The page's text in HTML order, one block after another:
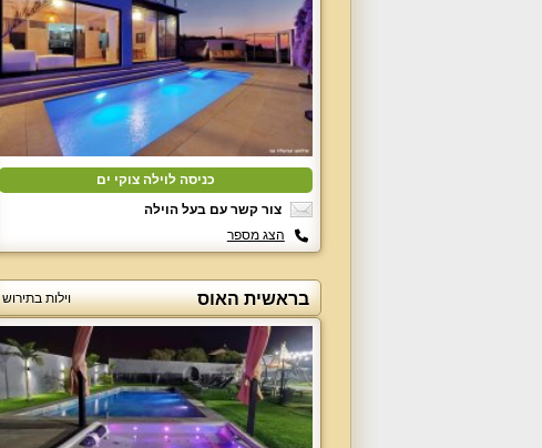
כניסה לוילה צוקי ים
צור קשר עם בעל הוילה
הצג מספר
בראשית האוס וילות בתירוש